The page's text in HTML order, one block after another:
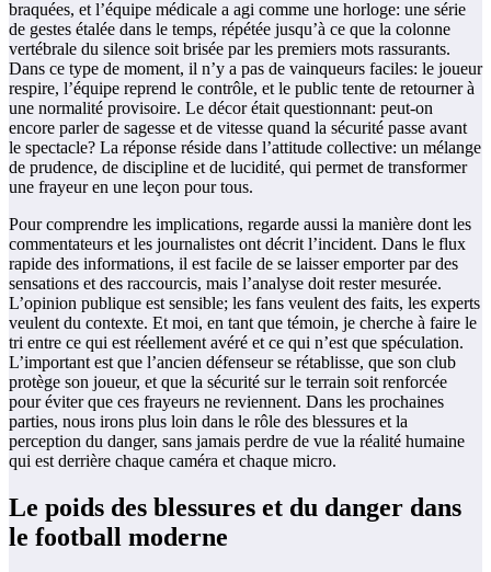
braquées, et l’équipe médicale a agi comme une horloge: une série
de gestes étalée dans le temps, répétée jusqu’à ce que la colonne
vertébrale du silence soit brisée par les premiers mots rassurants.
Dans ce type de moment, il n’y a pas de vainqueurs faciles: le joueur
respire, l’équipe reprend le contrôle, et le public tente de retourner à
une normalité provisoire. Le décor était questionnant: peut-on
encore parler de sagesse et de vitesse quand la sécurité passe avant
le spectacle? La réponse réside dans l’attitude collective: un mélange
de prudence, de discipline et de lucidité, qui permet de transformer
une frayeur en une leçon pour tous.
Pour comprendre les implications, regarde aussi la manière dont les
commentateurs et les journalistes ont décrit l’incident. Dans le flux
rapide des informations, il est facile de se laisser emporter par des
sensations et des raccourcis, mais l’analyse doit rester mesurée.
L’opinion publique est sensible; les fans veulent des faits, les experts
veulent du contexte. Et moi, en tant que témoin, je cherche à faire le
tri entre ce qui est réellement avéré et ce qui n’est que spéculation.
L’important est que l’ancien défenseur se rétablisse, que son club
protège son joueur, et que la sécurité sur le terrain soit renforcée
pour éviter que ces frayeurs ne reviennent. Dans les prochaines
parties, nous irons plus loin dans le rôle des blessures et la
perception du danger, sans jamais perdre de vue la réalité humaine
qui est derrière chaque caméra et chaque micro.
Le poids des blessures et du danger dans
le football moderne